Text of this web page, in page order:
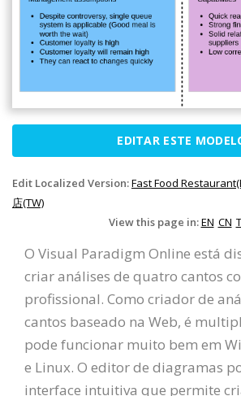
EDITAR ESTE
Edit Localized Version:Fast Food
店(TW)
View this page in:EN CN
O Visual Paradigm Online está
criar análises de quatro cantos
profissional. Como criador de
cantos baseado na Web, é
pode funcionar muito bem em
e Linux. O editor de diagramas
interface intuitiva que permite